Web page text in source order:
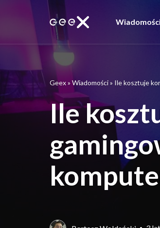
Geex» Wiadomości» Ile kosztuje
Ile